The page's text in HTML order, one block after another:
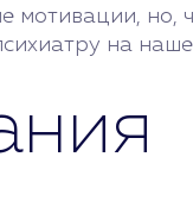
мотивации, но,
на